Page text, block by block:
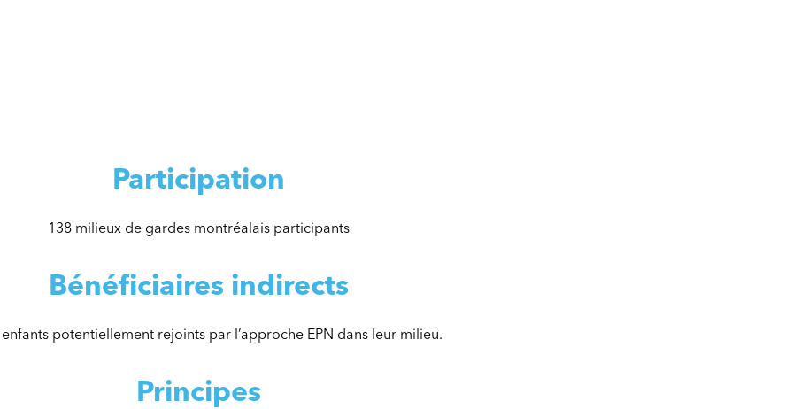
Participation
138 milieux de gardes montréalais participants
Bénéficiaires indirects
enfants potentiellement rejoints par l’approche EPN dans leur milieu.
Principes